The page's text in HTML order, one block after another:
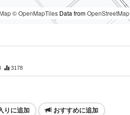
© OpenMapTiles Data fromOpenStreetMap
3178
りに追加 おすすめに追加